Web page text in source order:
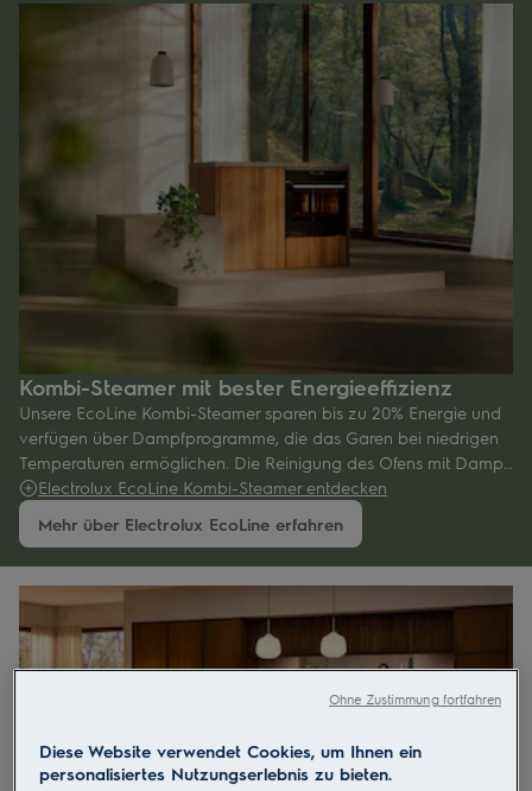
Kombi-Steamer mit bester Energieeffizienz
Unsere EcoLine Kombi-Steamer sparen bis zu 20% Energie und
verfügen über Dampfprogramme, die das Garen bei niedrigen
Temperaturen ermöglichen. Die Reinigung des Ofens mit Dampf
verbraucht bis zu 95%weniger Energie als bei der pyrolytischen
Reinigung.
Electrolux EcoLine Kombi-Steamer entdecken
Mehr über Electrolux EcoLine erfahren
Diese Website verwendet Cookies, um Ihnen ein
personalisiertes Nutzungserlebnis zu bieten.
Ohne Zustimmung fortfahren